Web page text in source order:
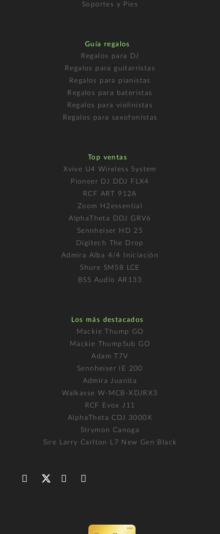
Soportes y Pies
Guía regalos
Regalos para DJ
Regalos para guitarristas
Regalos para pianistas
Regalos para bateristas
Regalos para violinistas
Regalos para saxofonistas
Top ventas
Xvive U4 Wireless System
Pioneer DJ DDJ FLX4
RCF ART 912A
Zoom H2essential
AlphaTheta DDJ GRV6
Sennheiser HD 25
Digitech The Drop
Admira Alba 4/4 Iniciación
Shure SM58 LCE
BSS Audio AR133
Los más destacados
Mackie Thump GO
Mackie ThumpSub GO
Adam T7V
Sennheiser IE 200
Admira Juanita
Walkasse W-MCB-XDJRX3
RCF Evox J11
AlphaTheta CDJ 3000X
Strymon Canoga
Sire Larry Carlton L7 New Gen Black